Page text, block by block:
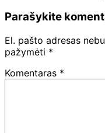
Parašykite
El. pašto adresas
pažymėti *
Komentaras *